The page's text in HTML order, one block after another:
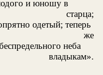
и юношу в
старца;
одетый; теперь
же
неба
владыкам».